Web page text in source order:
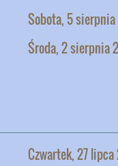
Sobota, 5 sierpnia
Środa, 2 sierpnia
Czwartek, 27 lipca